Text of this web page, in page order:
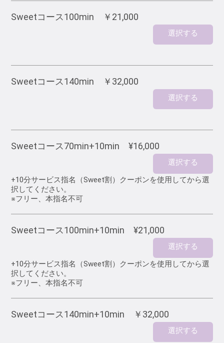
Sweetコース100min ￥21,000
選択する
Sweetコース140min ￥32,000
選択する
Sweetコース70min+10min ¥16,000
選択する
+10分サービス指名（Sweet割）クーポンを使用してから選
択してください。
※フリー、本指名不可
Sweetコース100min+10min ¥21,000
選択する
+10分サービス指名（Sweet割）クーポンを使用してから選
択してください。
※フリー、本指名不可
Sweetコース140min+10min ￥32,000
選択する